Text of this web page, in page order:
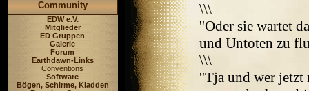
Community
EDW e.V.
Mitglieder
ED Gruppen
Galerie
Forum
Earthdawn-Links
Conventions
Software
Bögen, Schirme, Kladden
\\\
''Oder sie wartet
und Untoten zu
\\\
''Tja und wer jetzt